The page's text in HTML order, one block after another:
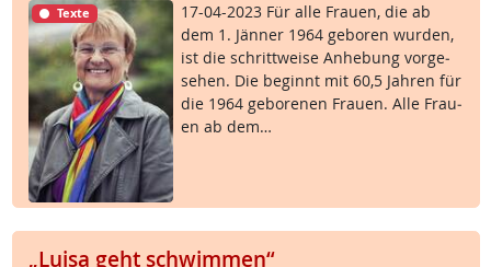
Texte
17-04-2023 Für al­le Frau­en, die ab
dem 1. Jän­ner 1964 ge­bo­ren wur­den,
ist die schritt­wei­se An­he­bung vor­ge­
se­hen. Die be­ginnt mit 60,5 Jah­ren für
die 1964 ge­bo­re­nen Frau­en. Al­le Frau­
en ab dem…
„Luisa geht schwimmen“